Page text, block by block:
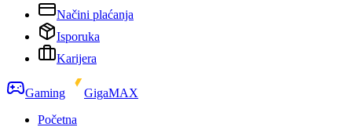
Načini plaćanja
Isporuka
Karijera
Gaming
GigaMAX
Početna